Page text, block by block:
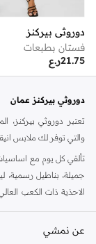
دوروثي بيركنز
فستان بطبعات
ر.ع21.75
دوروثي بيركنز عمان
تعتبر دوروثي بيركنز،
والتي توفر لك ملابس
تألقي كل يوم مع
جميلة، بناطيل رسمية،
الاحذية ذات الكعب
كنت تقومين بتجديد
عن نمشي